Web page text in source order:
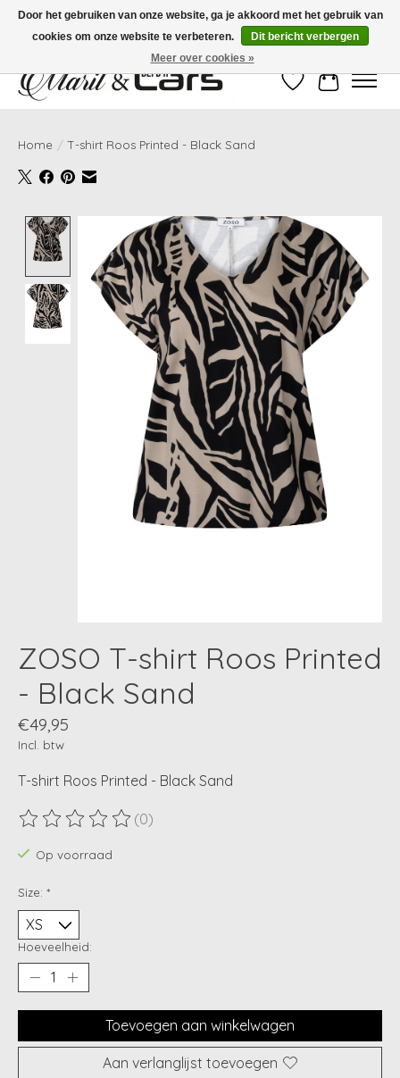
Gratis verzending vanaf €99,- | Voor 16:00 uur besteld, vandaag verzonden!
Verlanglijst
Home / T-shirt Roos Printed - Black Sand
Product image slideshow Items
ZOSO T-shirt Roos Printed
- Black Sand
€49,95
Incl. btw
T-shirt Roos Printed - Black Sand
De beoordeling van dit product is
(0)
Op voorraad
Size: *
Hoeveelheid:
Toevoegen aan winkelwagen
Aan verlanglijst toevoegen
Door het gebruiken van onze website, ga je akkoord met het gebruik van
cookies om onze website te verbeteren.
Dit bericht verbergen
Meer over cookies »